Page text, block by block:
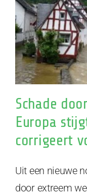
Schade
Europa
corrigeert
Uit een nieuwe
door extreem